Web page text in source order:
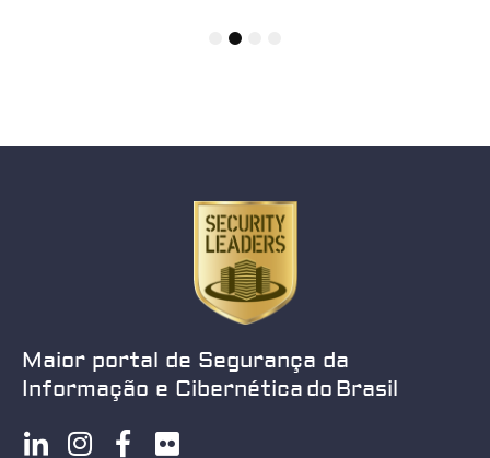
Maior portal de Segurança da
Informação e Cibernética do Brasil